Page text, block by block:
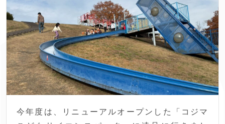
今年度は、リニューアルオープンした「コジマ